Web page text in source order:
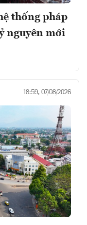
thống pháp
nguyên mới
18:59, 07/08/2026